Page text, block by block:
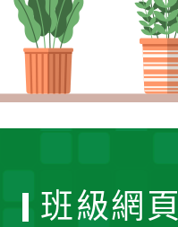
班級網頁